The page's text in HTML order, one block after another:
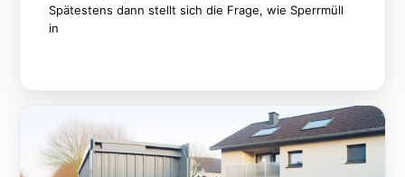
Spätestens dann stellt sich die Frage, wie Sperrmüll
in